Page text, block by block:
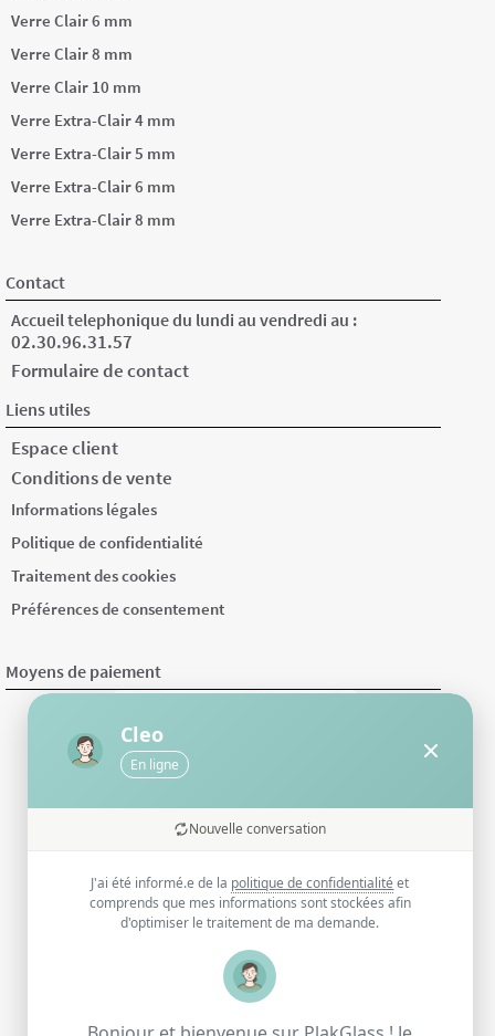
Verre Clair 6 mm
Verre Clair 8 mm
Verre Clair 10 mm
Verre Extra-Clair 4 mm
Verre Extra-Clair 5 mm
Verre Extra-Clair 6 mm
Verre Extra-Clair 8 mm
Contact
Accueil telephonique du lundi au vendredi au :
02.30.96.31.57
Formulaire de contact
Liens utiles
Espace client
Conditions de vente
Informations légales
Politique de confidentialité
Traitement des cookies
Préférences de consentement
Moyens de paiement
Cleo
En ligne
Nouvelle conversation
J'ai été informé.e de la politique de confidentialité et
comprends que mes informations sont stockées afin
d'optimiser le traitement de ma demande.